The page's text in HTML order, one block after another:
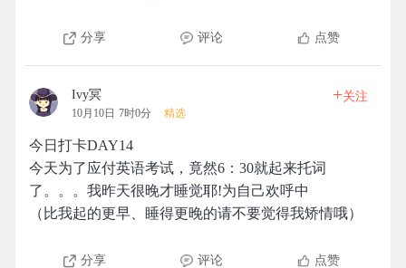
分享 评论 点赞
Ivy冥
10月10日 7时0分 精选
+关注
今日打卡DAY14
今天为了应付英语考试，竟然6：30就起来托词
了。。。我昨天很晚才睡觉耶!为自己欢呼中
（比我起的更早、睡得更晚的请不要觉得我矫情哦）
分享 评论 点赞